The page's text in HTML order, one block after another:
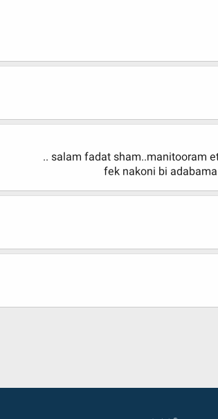
salam fadat sham..manitooram
fek nakoni bi